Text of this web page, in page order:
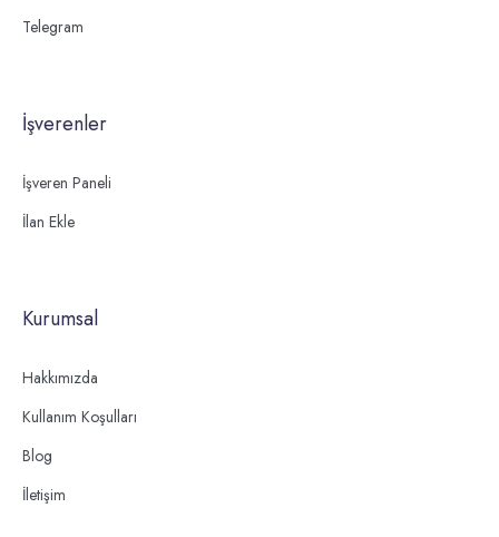
Telegram
İşverenler
İşveren Paneli
İlan Ekle
Kurumsal
Hakkımızda
Kullanım Koşulları
Blog
İletişim